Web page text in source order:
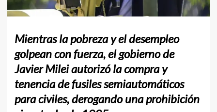
Mientras la pobreza y el desempleo
golpean con fuerza, el gobierno de
Javier Mileiautorizó la compra y
tenencia defusiles semiautomáticos
para civiles, derogando una prohibición